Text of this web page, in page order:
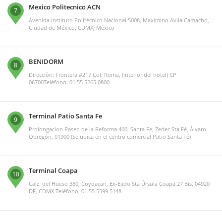
7 Mexico Politecnico ACN
Avenida Instituto Politécnico Nacional 5008, Maximino Avila Camacho,
Ciudad de México, CDMX, México
8 BENIDORM
Dirección: Frontera #217 Col. Roma, (interior del hotel) CP
06700Teléfono: 01 55 5265 0800
9 Terminal Patio Santa Fe
Prolongacion Paseo de la Reforma 400, Santa Fe, Zedec Sta Fé, Álvaro
Obregón, 01900 (Se ubica en el centro comercial Patio Santa Fé)
10 Terminal Coapa
Calz. del Hueso 380, Coyoacan, Ex-Ejido Sta Úrsula Coapa 27 Bis, 04920
DF, CDMX Teléfono: 01 55 5599 5148